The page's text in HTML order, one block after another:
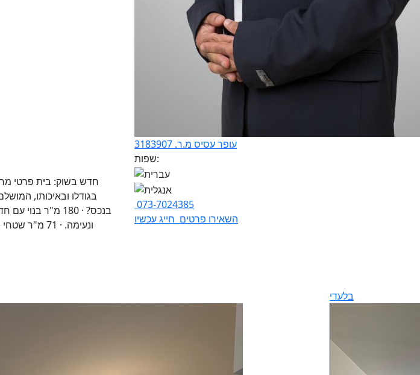
בגודלו ובאיכותו,
בנכס? · 180
עופר עסיס מ.ר. 3183907
שפות:
073-7024385
השאירו פרטים חייג עכשיו
בלעדי